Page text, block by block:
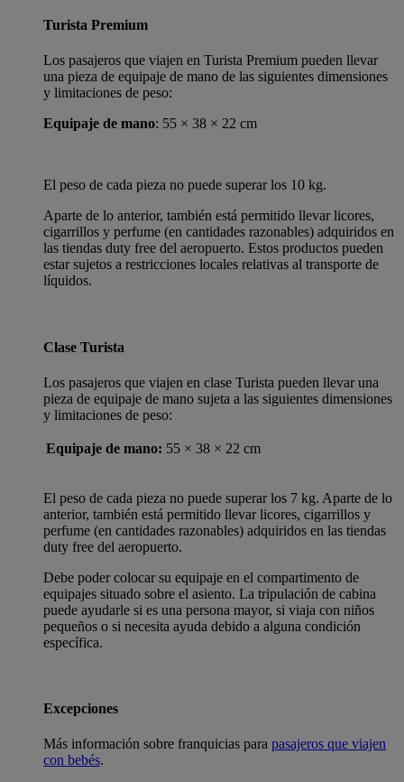
Turista Premium
Los pasajeros que viajen en Turista Premium pueden llevar
una pieza de equipaje de mano de las siguientes dimensiones
y limitaciones de peso:
Equipaje de mano: 55 × 38 × 22 cm
El peso de cada pieza no puede superar los 10 kg.
Aparte de lo anterior, también está permitido llevar licores,
cigarrillos y perfume (en cantidades razonables) adquiridos en
las tiendas duty free del aeropuerto. Estos productos pueden
estar sujetos a restricciones locales relativas al transporte de
líquidos.
Clase Turista
Los pasajeros que viajen en clase Turista pueden llevar una
pieza de equipaje de mano sujeta a las siguientes dimensiones
y limitaciones de peso:
Equipaje de mano: 55 × 38 × 22 cm
El peso de cada pieza no puede superar los 7 kg. Aparte de lo
anterior, también está permitido llevar licores, cigarrillos y
perfume (en cantidades razonables) adquiridos en las tiendas
duty free del aeropuerto.
Debe poder colocar su equipaje en el compartimento de
equipajes situado sobre el asiento. La tripulación de cabina
puede ayudarle si es una persona mayor, si viaja con niños
pequeños o si necesita ayuda debido a alguna condición
específica.
Excepciones
Más información sobre franquicias para pasajeros que viajen
con bebés.